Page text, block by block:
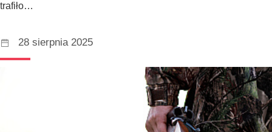
trafiło…
28 sierpnia 2025